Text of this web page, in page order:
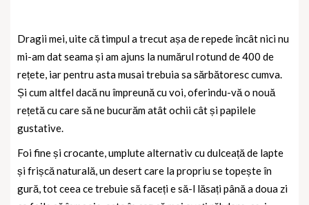
Dragii mei, uite că timpul a trecut așa de repede încât nici nu
mi-am dat seama și am ajuns la numărul rotund de 400 de
rețete, iar pentru asta musai trebuia sa sărbătoresc cumva.
Și cum altfel dacă nu împreună cu voi, oferindu-vă o nouă
rețetă cu care să ne bucurăm atât ochii cât și papilele
gustative.
Foi fine și crocante, umplute alternativ cu dulceață de lapte
și frișcă naturală, un desert care la propriu se topește în
gură, tot ceea ce trebuie să faceți e să-l lăsați până a doua zi